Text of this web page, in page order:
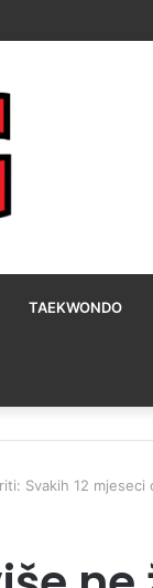
TAEKWONDO
Svakih 12